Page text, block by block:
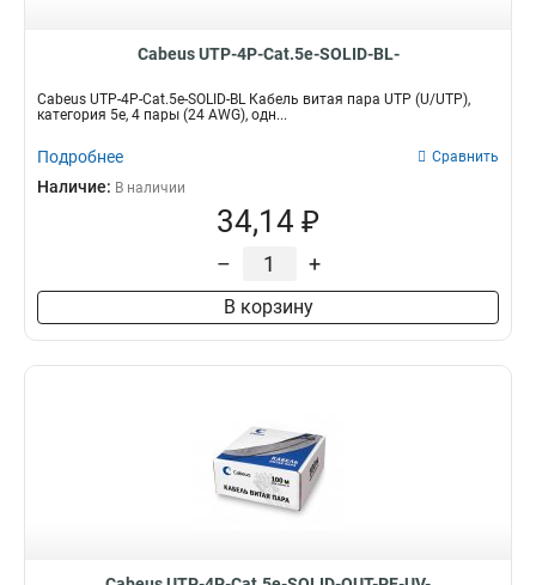
Cabeus UTP-4P-Cat.5e-SOLID-BL-
Cabeus UTP-4P-Cat.5e-SOLID-BL Кабель витая пара UTP (U/UTP),
категория 5e, 4 пары (24 AWG), одн...
Подробнее Сравнить
Наличие: В наличии
34,14 ₽
– +
В корзину